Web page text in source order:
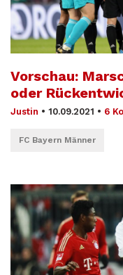
Vorschau:
oder
Justin • 10.09.2021 • 6
FC Bayern Männer